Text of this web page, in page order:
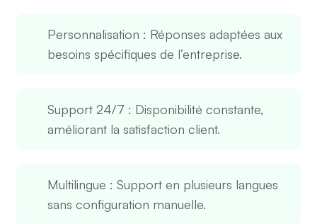
Personnalisation : Réponses adaptées aux
besoins spécifiques de l’entreprise.
Support 24/7 : Disponibilité constante,
améliorant la satisfaction client.
Multilingue : Support en plusieurs langues
sans configuration manuelle.